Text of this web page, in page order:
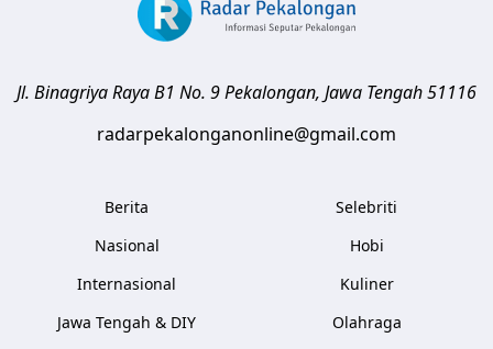
Jl. Binagriya Raya B1 No. 9Pekalongan, Jawa Tengah51116
radarpekalonganonline@gmail.com
Berita
Nasional
Internasional
Jawa Tengah & DIY
Selebriti
Hobi
Kuliner
Olahraga